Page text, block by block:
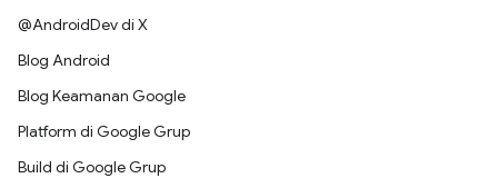
@AndroidDev di X
Blog Android
Blog Keamanan Google
Platform di Google Grup
Build di Google Grup